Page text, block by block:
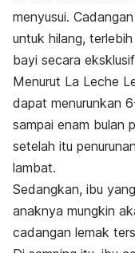
menyusui.
untuk hilang,
bayi secara
Menurut La Leche
dapat menurunkan
sampai enam bulan
setelah itu
lambat.
Sedangkan, ibu
anaknya mungkin
cadangan lemak